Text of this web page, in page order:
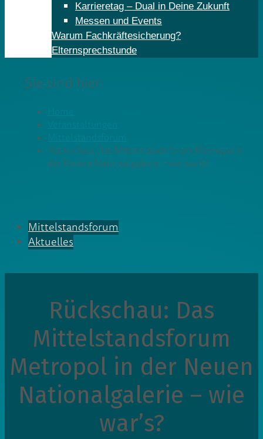
Karrieretag – Dual in Deine Zukunft
Messen und Events
Warum Fachkräftesicherung?
Elternsprechstunde
Sie sind hier:
Rückschau: Das Mittelstandsforum Metropol in
der Neuen Nationalgalerie – wie war’s?
Mittelstandsforum
Aktuelles
Rückschau: Das
Mittelstandsforum
Metropol in der Neuen
Nationalgalerie – wie
war’s?